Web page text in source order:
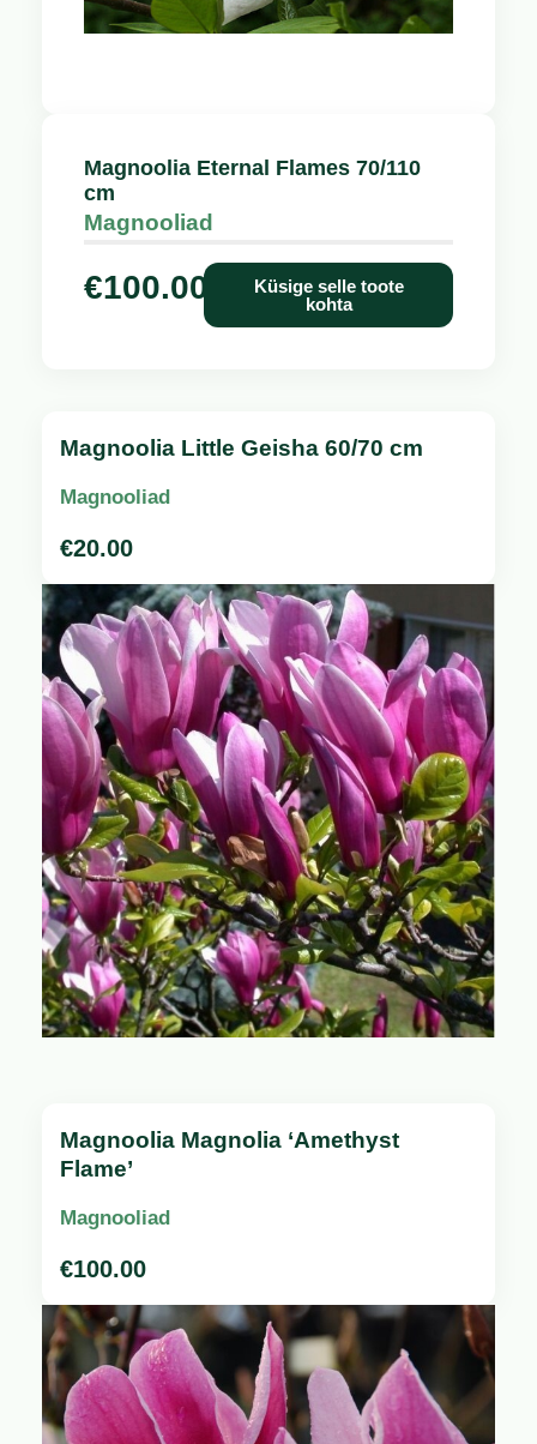
Magnoolia Eternal Flames 70/110
cm
Magnooliad
€100.00
Küsige selle toote
kohta
Magnoolia Little Geisha 60/70 cm
Magnooliad
€20.00
Magnoolia Magnolia ‘Amethyst
Flame’
Magnooliad
€100.00